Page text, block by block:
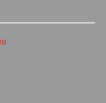
festival Quijotova
8. 2026